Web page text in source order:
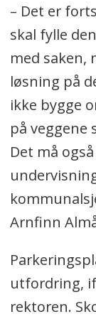
– Det er
skal fylle
med saken,
løsning på
ikke bygge
på veggene
Det må
Arnfinn
utfordring,
rektoren.